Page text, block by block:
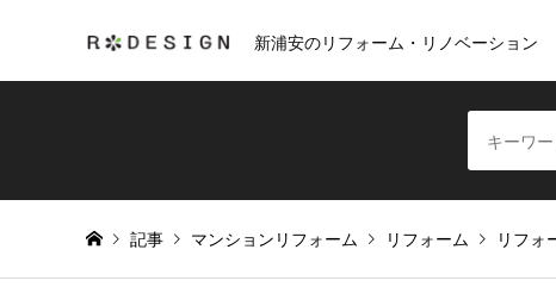
新浦安のリフォーム・リノベーション
記事 マンションリフォーム リフォーム リフォ